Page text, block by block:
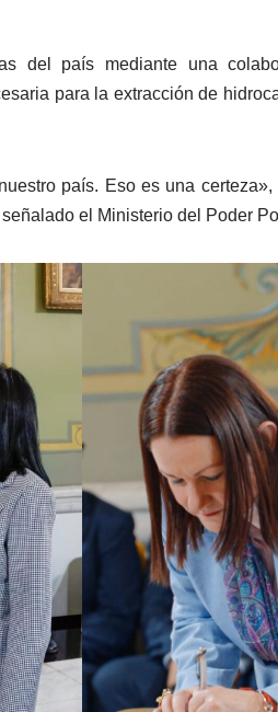
del país mediante una
para la extracción de
país. Eso es una certeza»,
el Ministerio del Poder